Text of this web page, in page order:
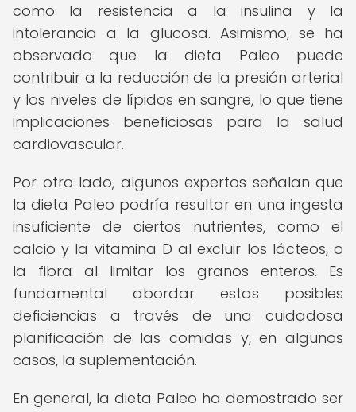
como la resistencia a la insulina y la
intolerancia a la glucosa. Asimismo, se ha
observado que la dieta Paleo puede
contribuir a la reducción de la presión arterial
y los niveles de lípidos en sangre, lo que tiene
implicaciones beneficiosas para la salud
cardiovascular.
Por otro lado, algunos expertos señalan que
la dieta Paleo podría resultar en una ingesta
insuficiente de ciertos nutrientes, como el
calcio y la vitamina D al excluir los lácteos, o
la fibra al limitar los granos enteros. Es
fundamental abordar estas posibles
deficiencias a través de una cuidadosa
planificación de las comidas y, en algunos
casos, la suplementación.
En general, la dieta Paleo ha demostrado ser